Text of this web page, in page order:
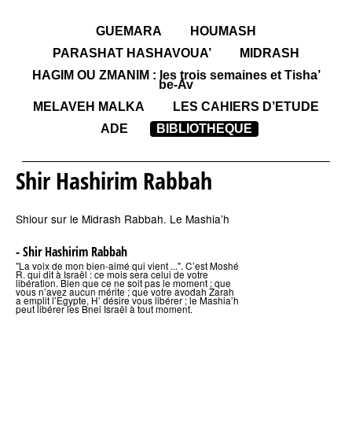
GUEMARA
HOUMASH
PARASHAT HASHAVOUA’
MIDRASH
HAGIM OU ZMANIM : les trois semaines et Tisha’
be-Av
MELAVEH MALKA
LES CAHIERS D’ETUDE
ADE
BIBLIOTHEQUE
Shir Hashirim Rabbah
Shiour sur le Midrash Rabbah. Le Mashia’h
- Shir Hashirim Rabbah
"La voix de mon bien-aimé qui vient ...". C’est Moshé
R. qui dit à Israël : ce mois sera celui de votre
libération. Bien que ce ne soit pas le moment ; que
vous n’avez aucun mérite ; que votre avodah Zarah
a emplit l’Egypte, H’ désire vous libérer ; le Mashia’h
peut libérer les Bnei Israël à tout moment.